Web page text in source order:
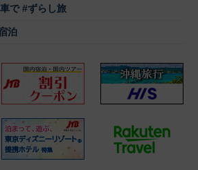
で #ずらし旅
泊